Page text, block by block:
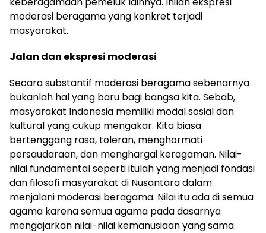
moderasi beragama yang konkret terjadi
masyarakat.
Jalan dan ekspresi moderasi
Secara substantif moderasi beragama sebenarnya
bukanlah hal yang baru bagi bangsa kita. Sebab,
masyarakat Indonesia memiliki modal sosial dan
kultural yang cukup mengakar. Kita biasa
bertenggang rasa, toleran, menghormati
persaudaraan, dan menghargai keragaman. Nilai-
nilai fundamental seperti itulah yang menjadi fondasi
dan filosofi masyarakat di Nusantara dalam
menjalani moderasi beragama. Nilai itu ada di semua
agama karena semua agama pada dasarnya
mengajarkan nilai-nilai kemanusiaan yang sama.